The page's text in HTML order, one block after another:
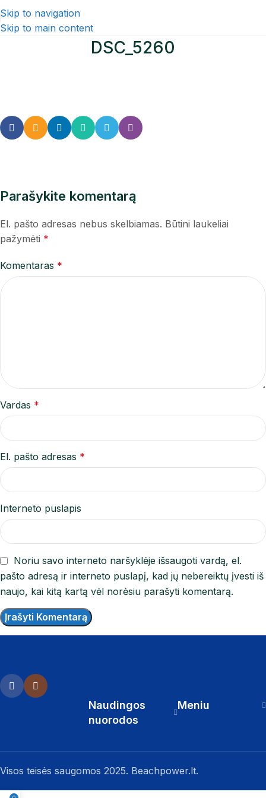
Skip to navigation
Skip to main content
DSC_5260
Parašykite komentarą
El. pašto adresas nebus skelbiamas. Būtini laukeliai
pažymėti *
Komentaras *
Vardas *
El. pašto adresas *
Interneto puslapis
Noriu savo interneto naršyklėje išsaugoti vardą, el.
pašto adresą ir interneto puslapį, kad jų nebereiktų įvesti iš
naujo, kai kitą kartą vėl norėsiu parašyti komentarą.
Naudingos
nuorodos
Meniu
Visos teisės saugomos 2025. Beachpower.lt.